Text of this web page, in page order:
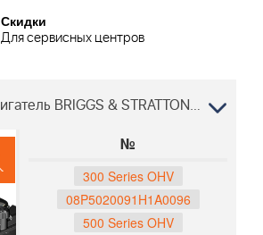
Скидки
Для сервисных центров
Сервисный двигатель BRIGGS & STRATTON McCULLOCH M46-125 R CLASSIC+, 96768370100, 2018-01
№
300 Series OHV
08P5020091H1A0096
500 Series OHV